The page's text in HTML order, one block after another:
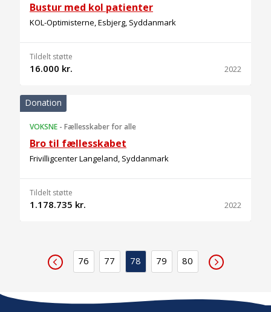
Bustur med kol patienter
KOL-Optimisterne, Esbjerg, Syddanmark
Tildelt støtte
16.000 kr. 2022
Donation
VOKSNE - Fællesskaber for alle
Bro til fællesskabet
Frivilligcenter Langeland, Syddanmark
Tildelt støtte
1.178.735 kr. 2022
76 77 78 79 80